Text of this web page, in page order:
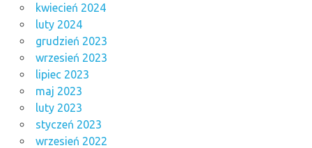
kwiecień 2024
luty 2024
grudzień 2023
wrzesień 2023
lipiec 2023
maj 2023
luty 2023
styczeń 2023
wrzesień 2022